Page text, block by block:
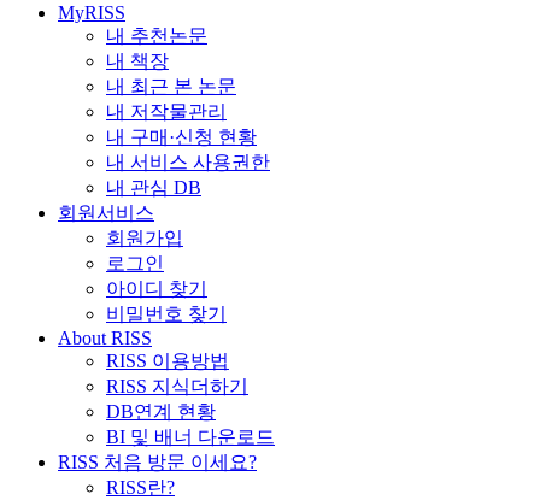
MyRISS
내 추천논문
내 책장
내 최근 본 논문
내 저작물관리
내 구매·신청 현황
내 서비스 사용권한
내 관심 DB
회원서비스
회원가입
로그인
아이디 찾기
비밀번호 찾기
About RISS
RISS 이용방법
RISS 지식더하기
DB연계 현황
BI 및 배너 다운로드
RISS 처음 방문 이세요?
RISS란?